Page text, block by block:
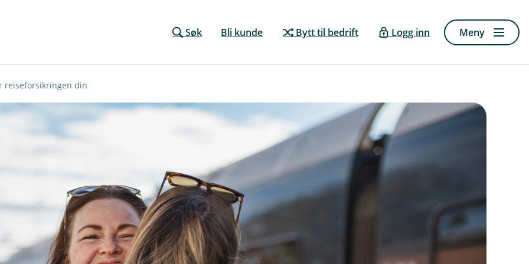
Søk Bli kunde Bytt til bedrift Logg inn Meny
reiseforsikringen din